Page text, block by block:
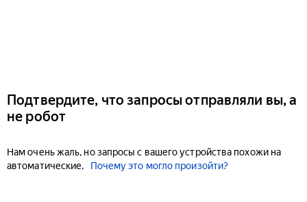
Подтвердите, что запросы отправляли вы, а
не робот
Нам очень жаль, но запросы с вашего устройства похожи на
автоматические.
Почему это могло произойти?